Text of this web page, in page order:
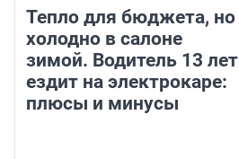
Тепло для бюджета, но
холодно в салоне
зимой. Водитель 13 лет
ездит на электрокаре:
плюсы и минусы